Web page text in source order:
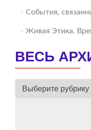
События,
Живая Этика.
ВЕСЬ
ВЕСЬ